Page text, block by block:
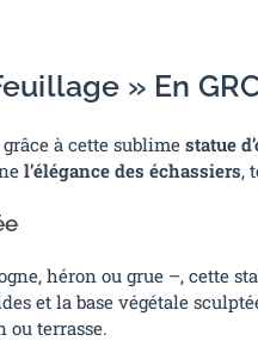
» En
grâce à cette sublimestatue
l’élégance des échassiers,
héron ou grue –, cette
et la base végétale
ou terrasse.